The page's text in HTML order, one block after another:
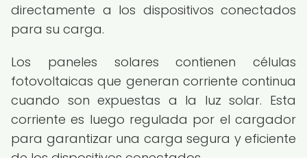
directamente a los dispositivos conectados
para su carga.
Los paneles solares contienen células
fotovoltaicas que generan corriente continua
cuando son expuestas a la luz solar. Esta
corriente es luego regulada por el cargador
para garantizar una carga segura y eficiente